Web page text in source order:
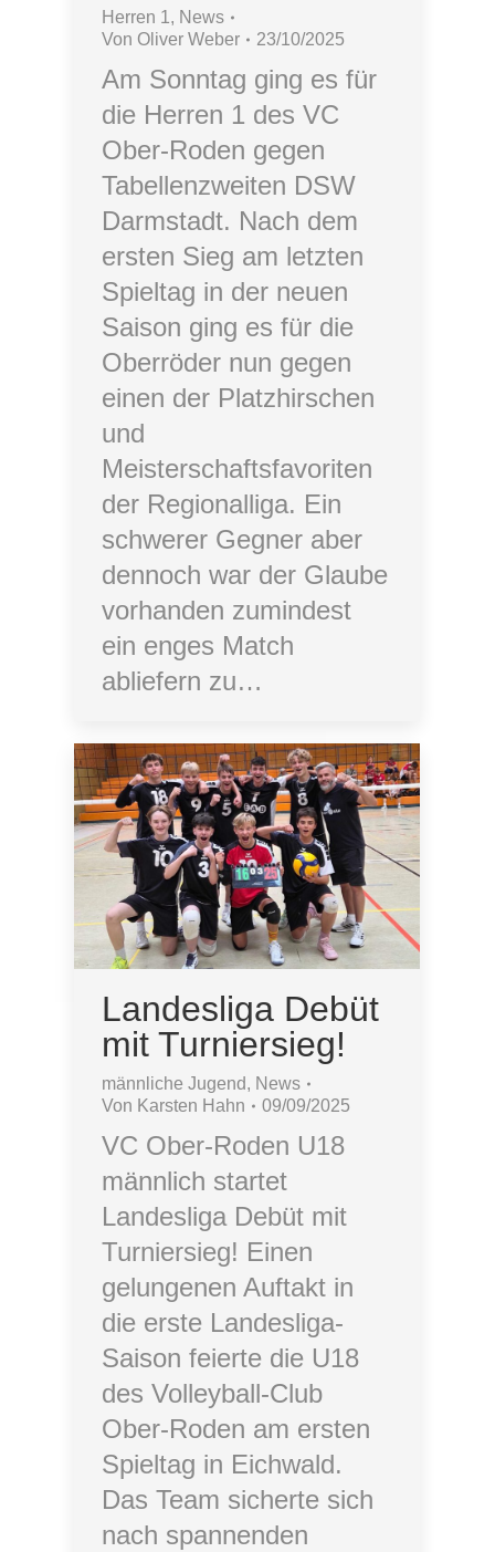
Herren 1 , News
Von Oliver Weber 23/10/2025
Am Sonntag ging es für
die Herren 1 des VC
Ober-Roden gegen
Tabellenzweiten DSW
Darmstadt. Nach dem
ersten Sieg am letzten
Spieltag in der neuen
Saison ging es für die
Oberröder nun gegen
einen der Platzhirschen
und
Meisterschaftsfavoriten
der Regionalliga. Ein
schwerer Gegner aber
dennoch war der Glaube
vorhanden zumindest
ein enges Match
abliefern zu…
Landesliga Debüt
mit Turniersieg!
männliche Jugend, News
Von Karsten Hahn 09/09/2025
VC Ober-Roden U18
männlich startet
Landesliga Debüt mit
Turniersieg! Einen
gelungenen Auftakt in
die erste Landesliga-
Saison feierte die U18
des Volleyball-Club
Ober-Roden am ersten
Spieltag in Eichwald.
Das Team sicherte sich
nach spannenden